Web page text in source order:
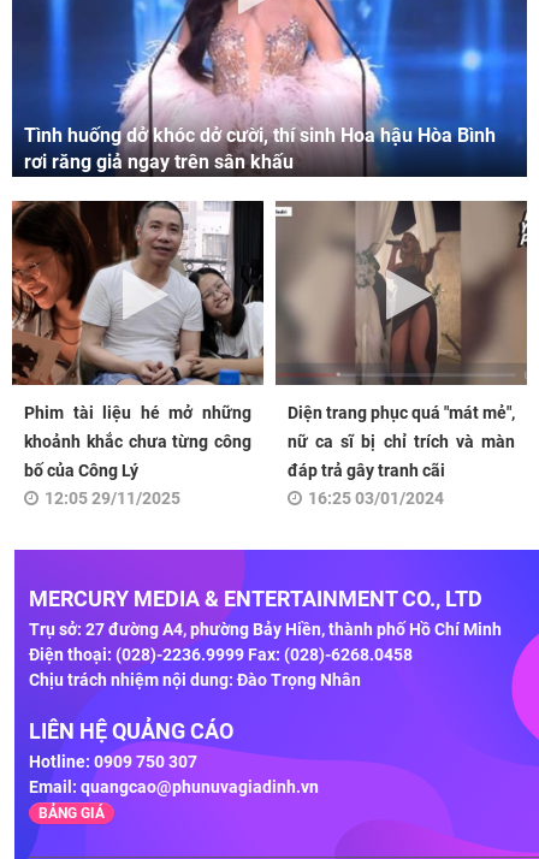
Tình huống dở khóc dở cười, thí sinh Hoa hậu Hòa Bình
rơi răng giả ngay trên sân khấu
Phim tài liệu hé mở những
khoảnh khắc chưa từng công
bố của Công Lý
12:05 29/11/2025
Diện trang phục quá "mát mẻ",
nữ ca sĩ bị chỉ trích và màn
đáp trả gây tranh cãi
16:25 03/01/2024
MERCURY MEDIA & ENTERTAINMENT CO., LTD
Trụ sở: 27 đường A4, phường Bảy Hiền, thành phố Hồ Chí Minh
Điện thoại: (028)-2236.9999 Fax: (028)-6268.0458
Chịu trách nhiệm nội dung: Đào Trọng Nhân
LIÊN HỆ QUẢNG CÁO
Hotline: 0909 750 307
Email: quangcao@phunuvagiadinh.vn
BẢNG GIÁ